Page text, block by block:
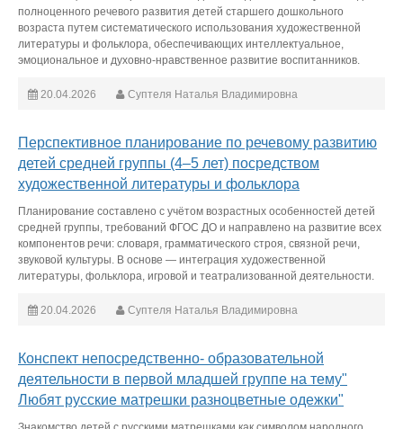
полноценного речевого развития детей старшего дошкольного
возраста путем систематического использования художественной
литературы и фольклора, обеспечивающих интеллектуальное,
эмоциональное и духовно-нравственное развитие воспитанников.
20.04.2026 Суптеля Наталья Владимировна
Перспективное планирование по речевому развитию
детей средней группы (4–5 лет) посредством
художественной литературы и фольклора
Планирование составлено с учётом возрастных особенностей детей
средней группы, требований ФГОС ДО и направлено на развитие всех
компонентов речи: словаря, грамматического строя, связной речи,
звуковой культуры. В основе — интеграция художественной
литературы, фольклора, игровой и театрализованной деятельности.
20.04.2026 Суптеля Наталья Владимировна
Конспект непосредственно- образовательной
деятельности в первой младшей группе на тему"
Любят русские матрешки разноцветные одежки"